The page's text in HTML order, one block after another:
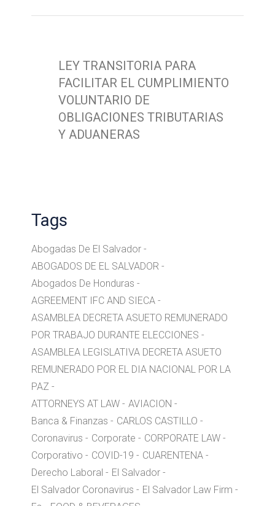
LEY TRANSITORIA PARA
FACILITAR EL CUMPLIMIENTO
VOLUNTARIO DE
OBLIGACIONES TRIBUTARIAS
Y ADUANERAS
Tags
Abogadas De El Salvador
ABOGADOS DE EL SALVADOR
Abogados De Honduras
AGREEMENT IFC AND SIECA
ASAMBLEA DECRETA ASUETO REMUNERADO
POR TRABAJO DURANTE ELECCIONES
ASAMBLEA LEGISLATIVA DECRETA ASUETO
REMUNERADO POR EL DIA NACIONAL POR LA
PAZ
ATTORNEYS AT LAW
AVIACION
Banca & Finanzas
CARLOS CASTILLO
Coronavirus
Corporate
CORPORATE LAW
Corporativo
COVID-19
CUARENTENA
Derecho Laboral
El Salvador
El Salvador Coronavirus
El Salvador Law Firm